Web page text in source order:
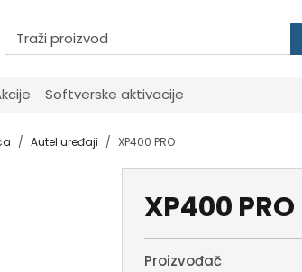
Softverske aktivacije
Autel uređaji XP400 PRO
XP400 PRO
Proizvođač